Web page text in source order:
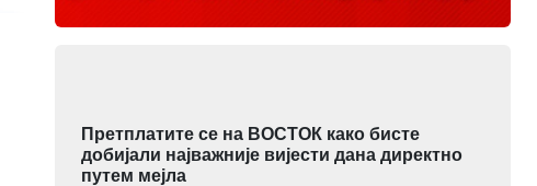
Претплатите се на ВОСТОК како бисте
добијали најважније вијести дана директно
путем мејла